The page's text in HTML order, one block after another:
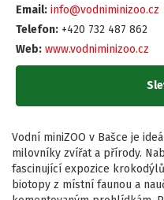
Email: info@vodniminizoo.cz
Telefon: +420 732 487 862
Web: www.vodniminizoo.cz
Vodní miniZOO v Bašce je
milovníky zvířat a přírody.
fascinující expozice
biotopy z místní faunou a